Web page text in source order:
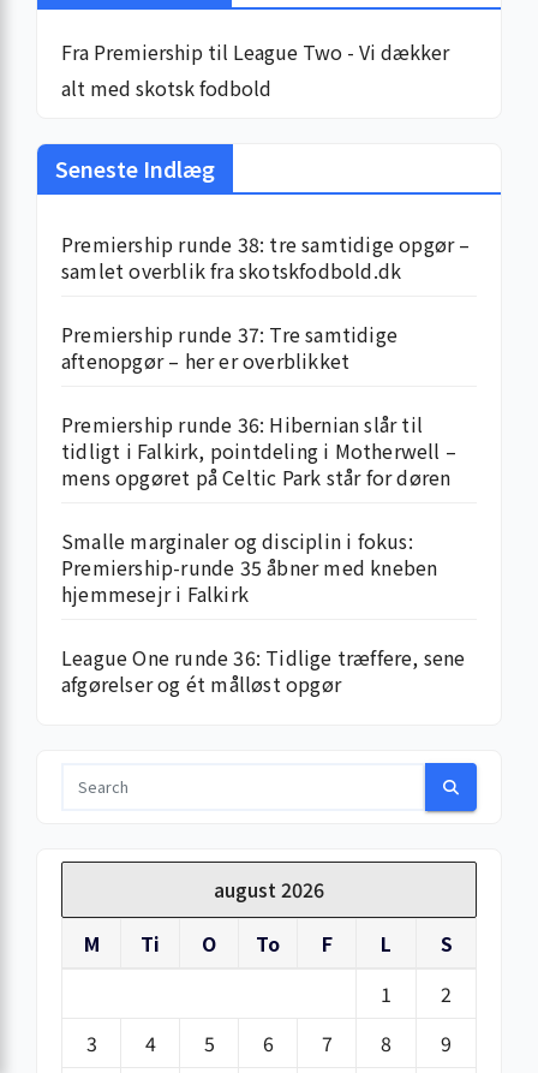
Fra Premiership til League Two - Vi dækker
alt med skotsk fodbold
Seneste Indlæg
Premiership runde 38: tre samtidige opgør –
samlet overblik fra skotskfodbold.dk
Premiership runde 37: Tre samtidige
aftenopgør – her er overblikket
Premiership runde 36: Hibernian slår til
tidligt i Falkirk, pointdeling i Motherwell –
mens opgøret på Celtic Park står for døren
Smalle marginaler og disciplin i fokus:
Premiership-runde 35 åbner med kneben
hjemme­sejr i Falkirk
League One runde 36: Tidlige træffere, sene
afgørelser og ét målløst opgør
august 2026
M
Ti O To F L
S
1
2
3
4 5 6 7 8 9